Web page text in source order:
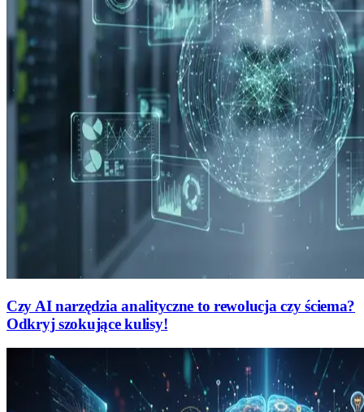
Czy AI narzędzia analityczne to rewolucja czy ściema?
Odkryj szokujące kulisy!